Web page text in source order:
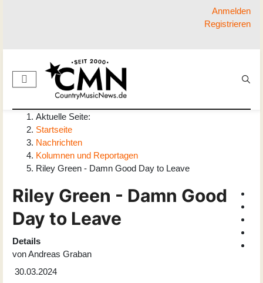
Anmelden
Registrieren
Aktuelle Seite:
Startseite
Nachrichten
Kolumnen und Reportagen
Riley Green - Damn Good Day to Leave
Riley Green - Damn Good
Day to Leave
Details
vonAndreas Graban
30.03.2024